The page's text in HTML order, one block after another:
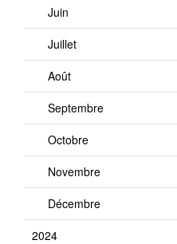
Juin
Juillet
Août
Septembre
Octobre
Novembre
Décembre
2024